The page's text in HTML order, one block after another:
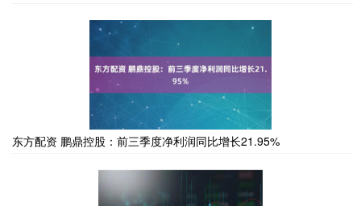
东方配资 鹏鼎控股：前三季度净利润同比增长21.95%